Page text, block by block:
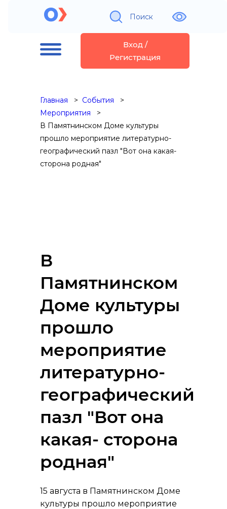
Поиск
Вход /
Регистрация
Главная
События
Мероприятия
В Памятнинском Доме культуры
прошло мероприятие литературно-
географический пазл "Вот она какая-
сторона родная"
В
Памятнинском
Доме культуры
прошло
мероприятие
литературно-
географический
пазл "Вот она
какая- сторона
родная"
15 августа в Памятнинском Доме
культуры прошло мероприятие